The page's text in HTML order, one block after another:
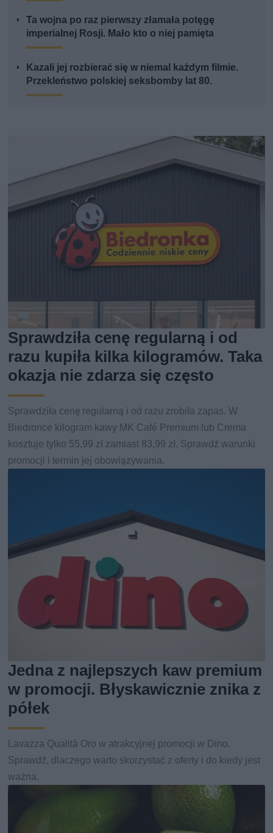
Ta wojna po raz pierwszy złamała potęgę
imperialnej Rosji. Mało kto o niej pamięta
Kazali jej rozbierać się w niemal każdym filmie.
Przekleństwo polskiej seksbomby lat 80.
Sprawdziła cenę regularną i od
razu kupiła kilka kilogramów. Taka
okazja nie zdarza się często
Sprawdziła cenę regularną i od razu zrobiła zapas. W
Biedronce kilogram kawy MK Café Premium lub Crema
kosztuje tylko 55,99 zł zamiast 83,99 zł. Sprawdź warunki
promocji i termin jej obowiązywania.
Jedna z najlepszych kaw premium
w promocji. Błyskawicznie znika z
półek
Lavazza Qualità Oro w atrakcyjnej promocji w Dino.
Sprawdź, dlaczego warto skorzystać z oferty i do kiedy jest
ważna.